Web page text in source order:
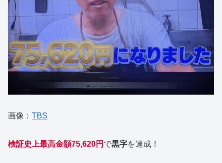
画像： TBS
検証史上最高金額75,620円 で黒字を達成！